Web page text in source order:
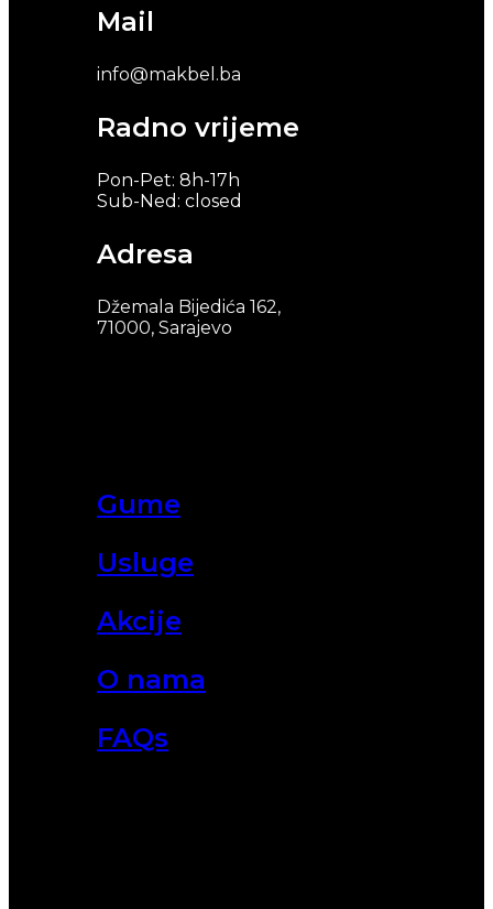
Gume
Usluge
Akcije
O nama
FAQs
Mail
info@makbel.ba
Radno vrijeme
Pon-Pet: 8h-17h
Sub-Ned: closed
Adresa
Džemala Bijedića 162,
71000, Sarajevo